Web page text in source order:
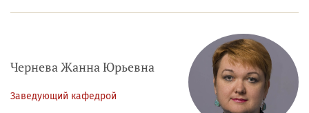
Чернева Жанна Юрьевна
Заведующий кафедрой